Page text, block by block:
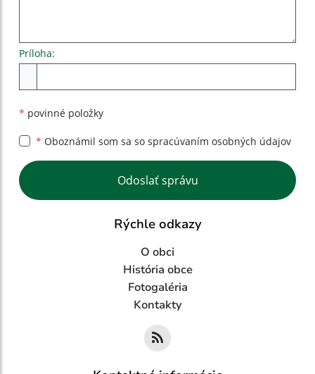
Príloha:
* povinné položky
* Oboznámil som sa so spracúvaním osobných údajov
Google reCaptcha Response
Odoslať správu
Rýchle odkazy
O obci
História obce
Fotogaléria
Kontakty